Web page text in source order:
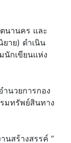
นานคร และ
ยาย) ดำเนิน
นักเขียนแห่ง
นวยการกอง
มทรัพย์สินทาง
นสร้างสรรค์ ”